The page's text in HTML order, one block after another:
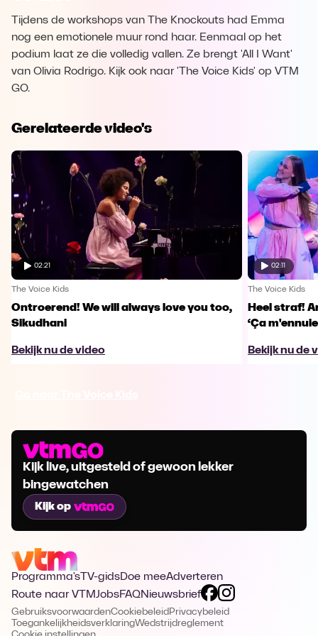
Tijdens de workshops van The Knockouts had Emma
nog een emotionele muur rond haar. Eenmaal op het
podium laat ze die volledig vallen. Ze brengt 'All I Want'
van Olivia Rodrigo. Kijk ook naar 'The Voice Kids' op VTM
GO.
Gerelateerde video's
02:21
The Voice Kids
Ontroerend! We will always love you too,
Sikudhani
Bekijk nu de video
02:11
The Voice Kids
Heel straf!
‘Ça
Bekijk nu de
Kijk live, uitgesteld of gewoon lekker
bingewatchen
Kijk op
Programma's TV-gidsDoe meeAdverteren
Route naar VTMJobsFAQNieuwsbrief
GebruiksvoorwaardenCookiebeleid Privacybeleid
ToegankelijkheidsverklaringWedstrijdreglement